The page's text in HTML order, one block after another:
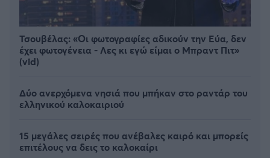
Τσουβέλας: «Οι φωτογραφίες αδικούν την Εύα, δεν
έχει φωτογένεια - Λες κι εγώ είμαι ο Μπραντ Πιτ»
(vid)
Δύο ανερχόμενα νησιά που μπήκαν στο ραντάρ του
ελληνικού καλοκαιριού
15 μεγάλες σειρές που ανέβαλες καιρό και μπορείς
επιτέλους να δεις το καλοκαίρι